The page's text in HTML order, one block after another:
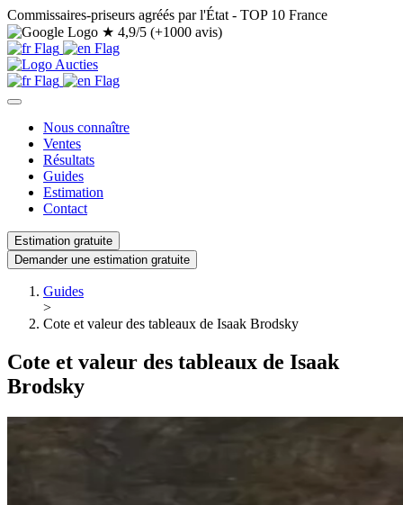
Commissaires-priseurs agréés par l'État - TOP 10 France
★ 4,9/5 (+1000 avis)
Nous connaître
Ventes
Résultats
Guides
Estimation
Contact
Estimation gratuite
Demander une estimation gratuite
Guides
>
Cote et valeur des tableaux de Isaak Brodsky
Cote et valeur des tableaux de Isaak
Brodsky